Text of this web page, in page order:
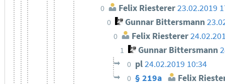
0 Felix Riesterer 23.02.2019
0 Gunnar Bittersmann
0 Felix Riesterer
1 Gunnar Bittersmann
0 pl24.02.2019 10:34
0 § 219a Felix